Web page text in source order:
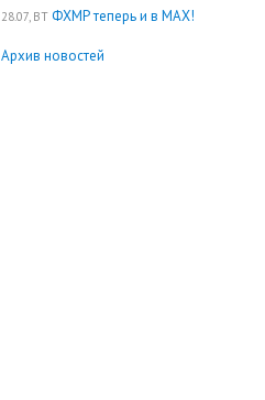
28.07, ВТ ФХМР теперь и в MAX!
Архив новостей